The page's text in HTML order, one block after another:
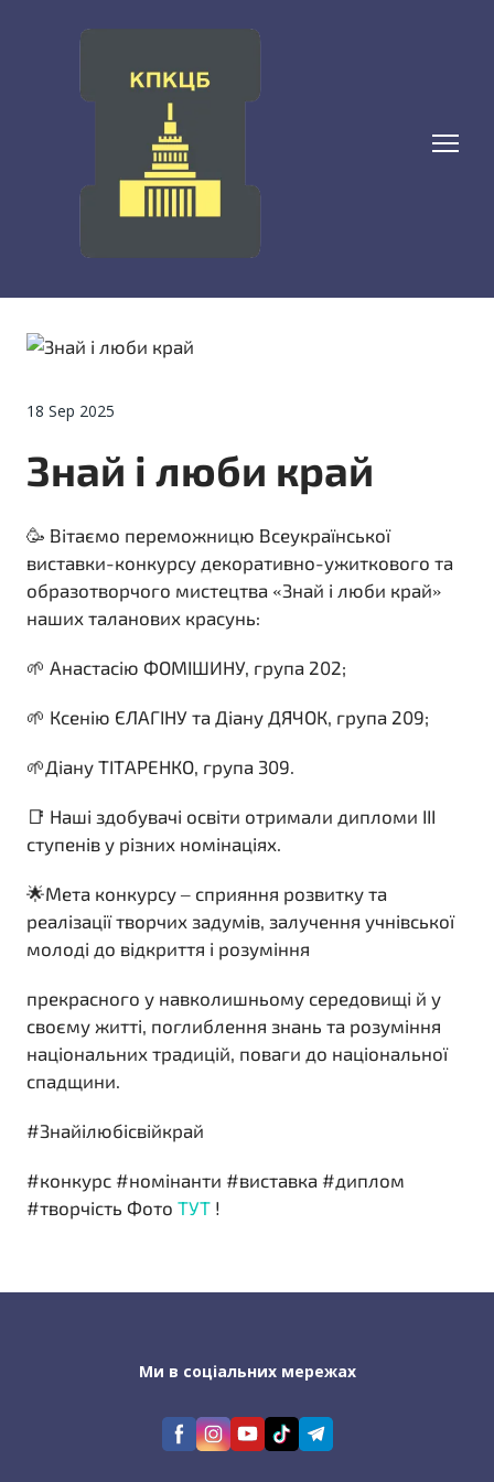
18 Sep 2025
Знай і люби край
🥳 Вітаємо переможницю Всеукраїнської
виставки-конкурсу декоративно-ужиткового та
образотворчого мистецтва «Знай і люби край»
наших таланових красунь:
🌱 Анастасію ФОМІШИНУ, група 202;
🌱 Ксенію ЄЛАГІНУ та Діану ДЯЧОК, група 209;
🌱Діану ТІТАРЕНКО, група 309.
📑 Наші здобувачі освіти отримали дипломи ІІІ
ступенів у різних номінаціях.
🌟Мета конкурсу – сприяння розвитку та
реалізації творчих задумів, залучення учнівської
молоді до відкриття і розуміння
прекрасного у навколишньому середовищі й у
своєму житті, поглиблення знань та розуміння
національних традицій, поваги до національної
спадщини.
#Знайілюбісвійкрай
#конкурс #номінанти #виставка #диплом
#творчість Фото ТУТ !
Ми в соціальних мережах